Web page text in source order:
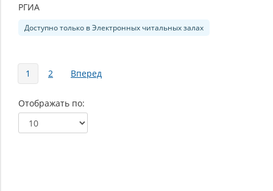
РГИА
Доступно только в Электронных читальных залах
Страницы
1 2 Вперед
Отображать по